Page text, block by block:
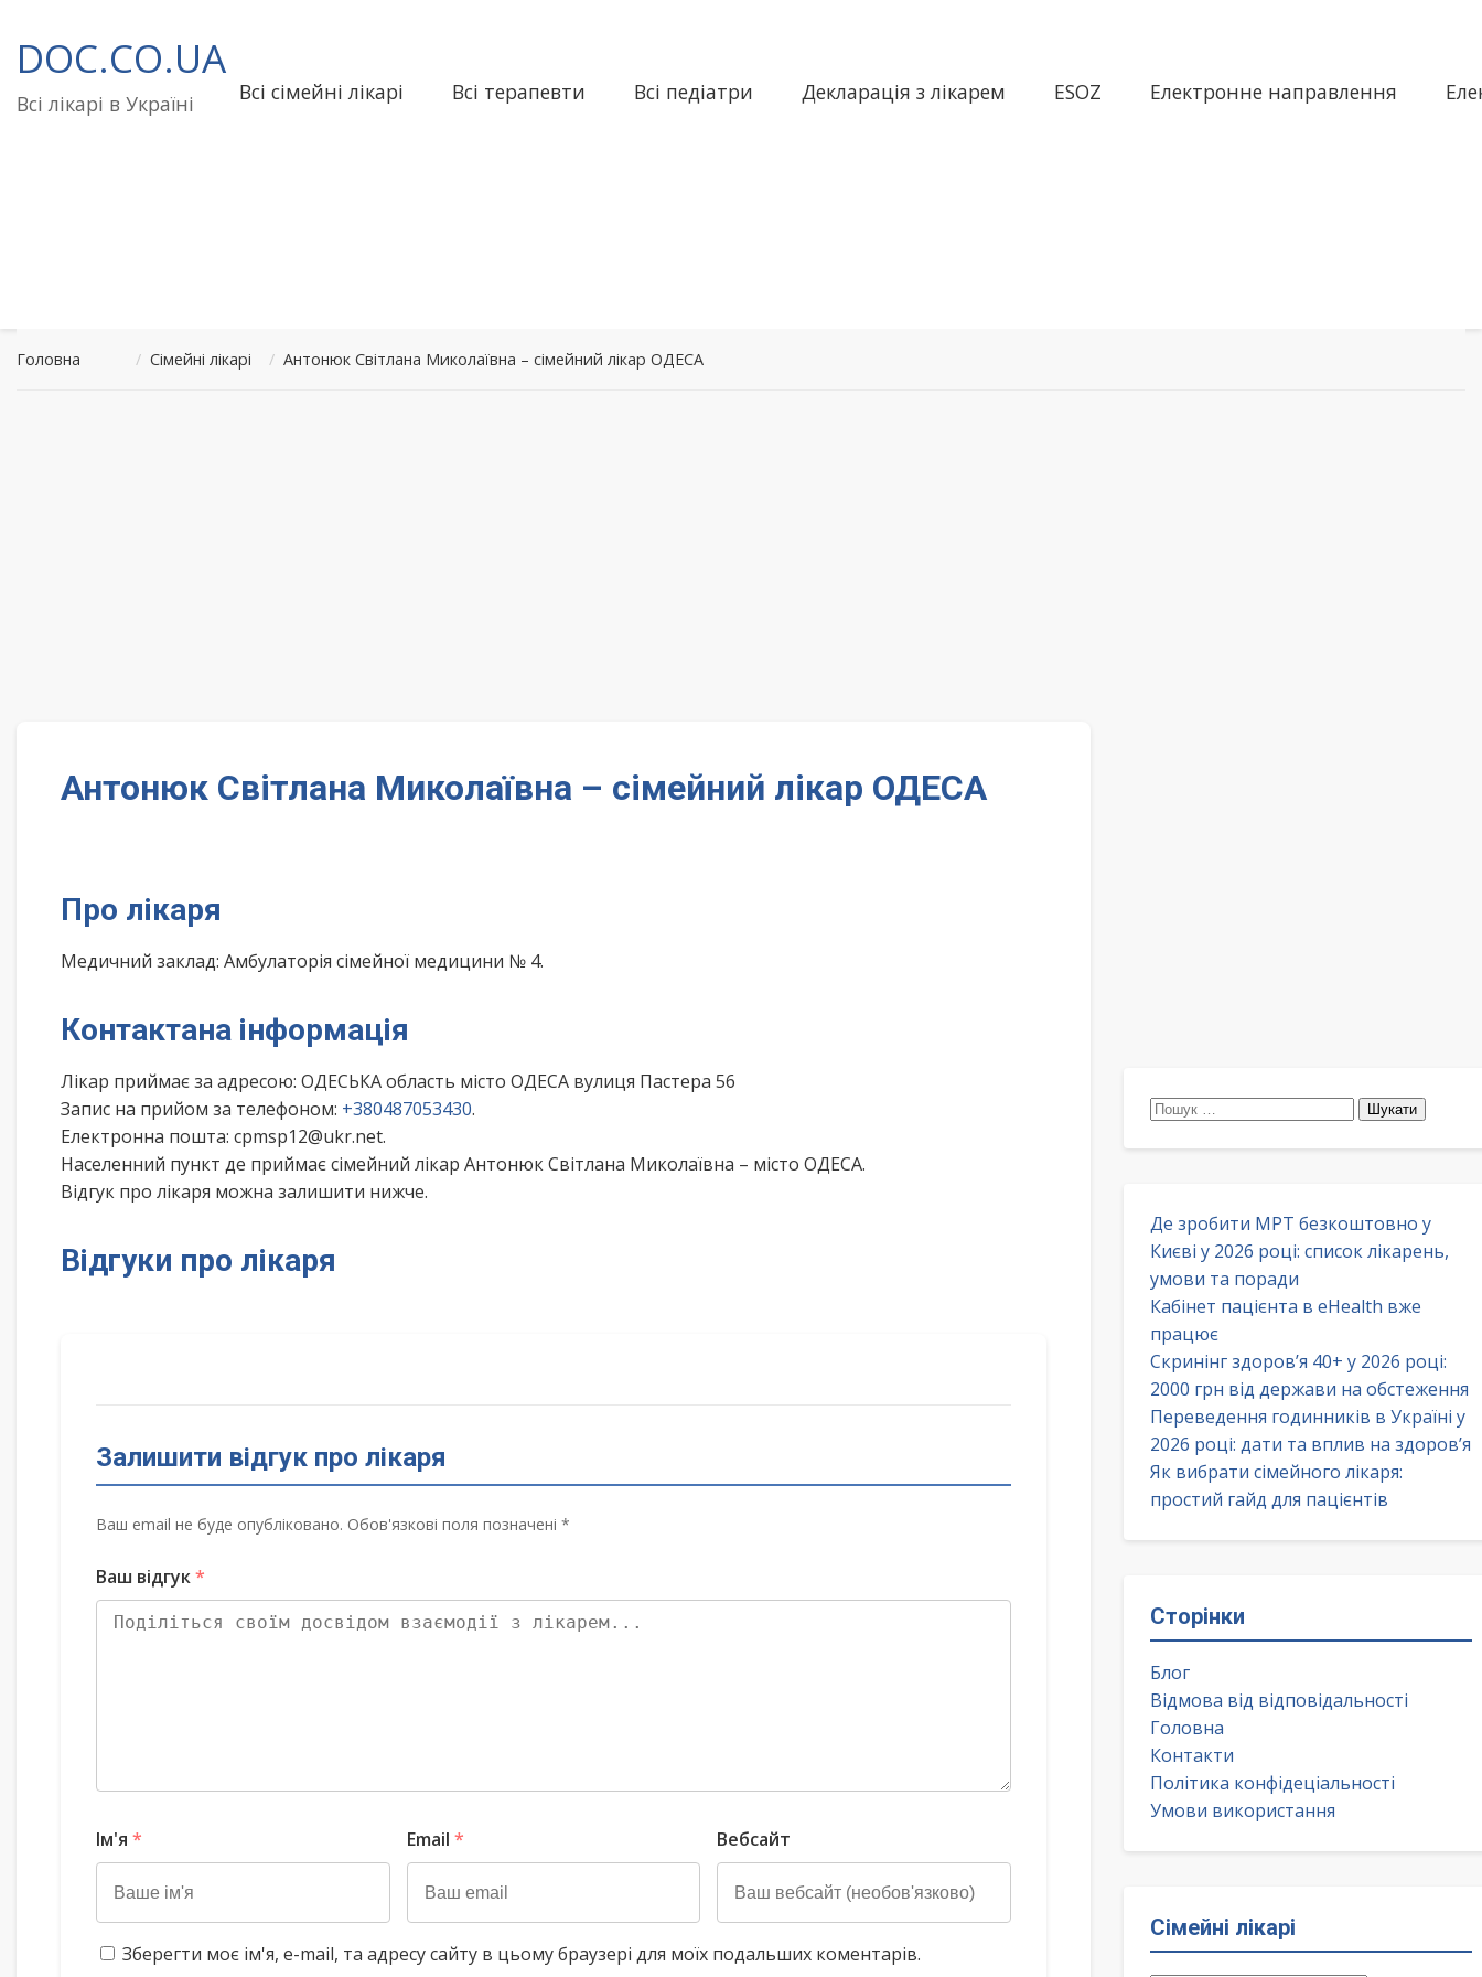
до
вмісту
DOC.CO.UA
Всі лікарі в Україні Всі сімейні лікарі Всі терапевти Всі педіатри Декларація з лікарем ESOZ Електронне направлення
Головна / Сімейні лікарі / Антонюк Світлана Миколаївна – сімейний лікар ОДЕСА
Антонюк Світлана Миколаївна – сімейний лікар ОДЕСА
Про лікаря
Медичний заклад: Амбулаторія сімейної медицини № 4.
Контактана інформація
Лікар приймає за адресою: ОДЕСЬКА область місто ОДЕСА вулиця Пастера 56
Запис на прийом за телефоном: +380487053430.
Електронна пошта: cpmsp12@ukr.net.
Населенний пункт де приймає сімейний лікар Антонюк Світлана Миколаївна – місто ОДЕСА.
Відгук про лікаря можна залишити нижче.
Відгуки про лікаря
Залишити відгук про лікаря
Ваш email не буде опубліковано. Обов'язкові поля позначені *
Ваш відгук*
Ім'я * Email * Вебсайт
Зберегти моє ім'я, e-mail, та адресу сайту в цьому браузері для моїх подальших коментарів.
Пошук:
Де зробити МРТ безкоштовно у
Києві у 2026 році: список лікарень,
умови та поради
Кабінет пацієнта в eHealth вже
працює
Скринінг здоров’я 40+ у 2026 році:
2000 грн від держави на обстеження
Переведення годинників в Україні у
2026 році: дати та вплив на здоров’я
Як вибрати сімейного лікаря:
простий гайд для пацієнтів
Сторінки
Блог
Відмова від відповідальності
Головна
Контакти
Політика конфідеціальності
Умови використання
Сімейні лікарі